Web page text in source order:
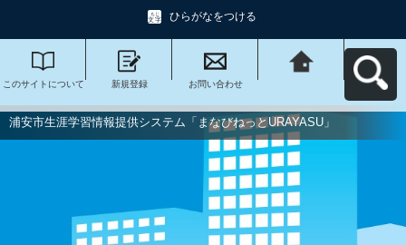
ひらがなをつける
このサイトについて 新規登録 お問い合わせ
びねっと
URAYASU」へ戻る
浦安市生涯学習情報提供システム「まなびねっとURAYASU」